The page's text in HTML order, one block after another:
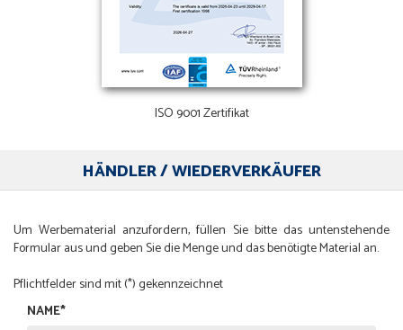
ISO 9001 Zertifikat
HÄNDLER / WIEDERVERKÄUFER
Um Werbematerial anzufordern, füllen Sie bitte das untenstehende
Formular aus und geben Sie die Menge und das benötigte Material an.
Pflichtfelder sind mit (*) gekennzeichnet
NAME*